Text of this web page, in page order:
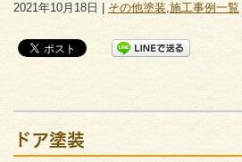
2021年10月18日 | その他塗装,施工事例一覧
ドア塗装